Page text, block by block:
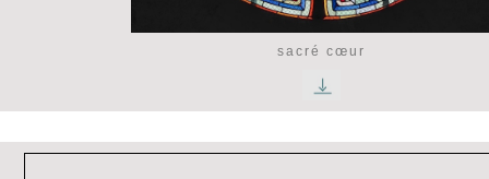
sacré cœur